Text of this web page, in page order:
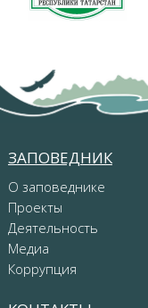
ЗАПОВЕДНИК
О заповеднике
Проекты
Деятельность
Медиа
Коррупция